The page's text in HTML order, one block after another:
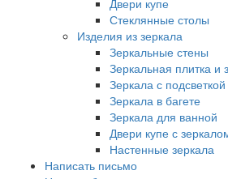
Двери купе
Стеклянные столы
Изделия из зеркала
Зеркальные стены
Зеркальная плитка и
Зеркала с подсветкой
Зеркала в багете
Зеркала для ванной
Двери купе с
Настенные зеркала
Написать письмо